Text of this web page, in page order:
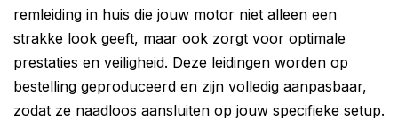
remleiding in huis die jouw motor niet alleen een
strakke look geeft, maar ook zorgt voor optimale
prestaties en veiligheid. Deze leidingen worden op
bestelling geproduceerd en zijn volledig aanpasbaar,
zodat ze naadloos aansluiten op jouw specifieke setup.